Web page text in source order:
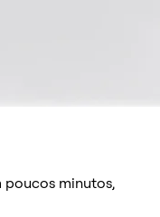
poucos minutos,